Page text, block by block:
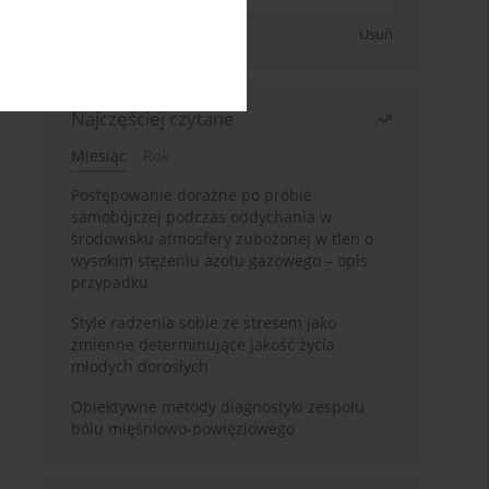
Usuń
Najczęściej czytane
Miesiąc
Rok
Postępowanie doraźne po próbie
samobójczej podczas oddychania w
środowisku atmosfery zubożonej w tlen o
wysokim stężeniu azotu gazowego – opis
przypadku
Style radzenia sobie ze stresem jako
zmienne determinujące jakość życia
młodych dorosłych
Obiektywne metody diagnostyki zespołu
bólu mięśniowo-powięziowego